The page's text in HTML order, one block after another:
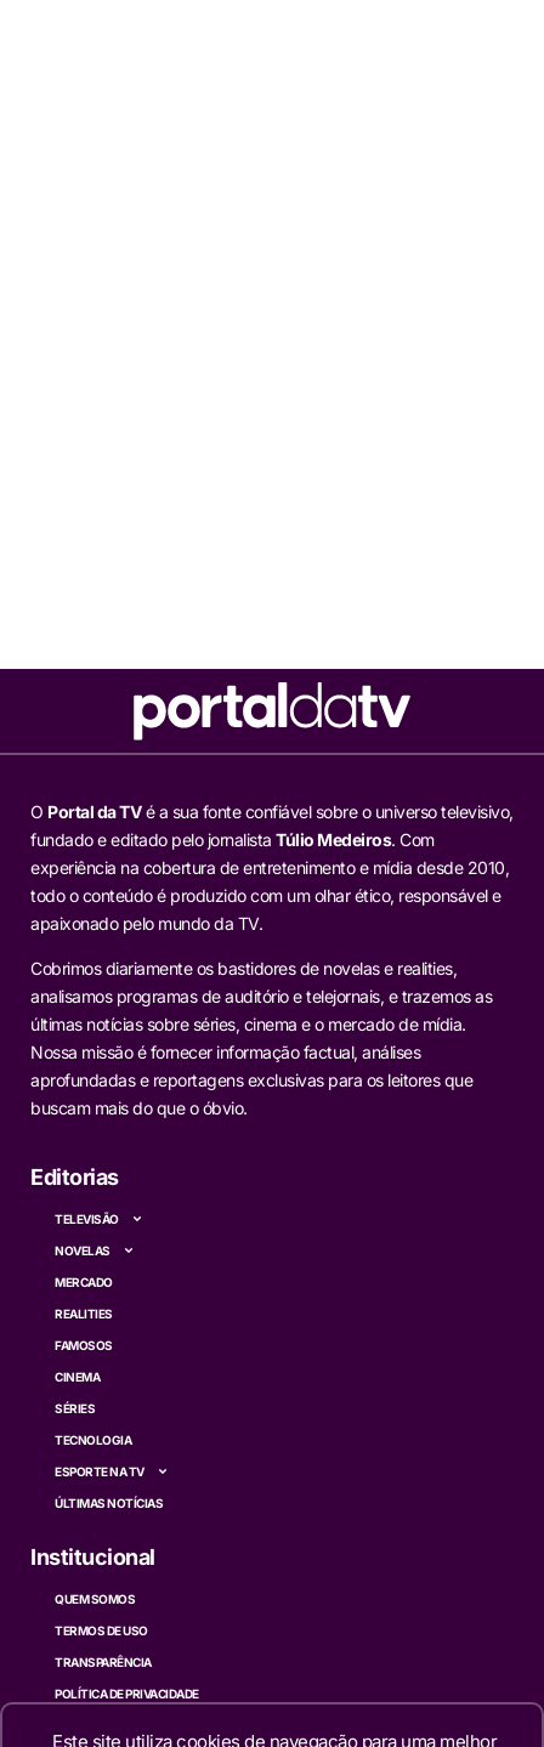
O Portal da TVé a sua fonte confiável sobre o universo televisivo,
fundado e editado pelo jornalista Túlio Medeiros. Com
experiência na cobertura de entretenimento e mídia desde 2010,
todo o conteúdo é produzido com um olhar ético, responsável e
apaixonado pelo mundo da TV.
Cobrimos diariamente os bastidores de novelas e realities,
analisamos programas de auditório e telejornais, e trazemos as
últimas notícias sobre séries, cinema e o mercado de mídia.
Nossa missão é fornecer informação factual, análises
aprofundadas e reportagens exclusivas para os leitores que
buscam mais do que o óbvio.
Editorias
TELEVISÃO
NOVELAS
MERCADO
REALITIES
FAMOSOS
CINEMA
SÉRIES
TECNOLOGIA
ESPORTE NA TV
ÚLTIMAS NOTÍCIAS
Institucional
QUEM SOMOS
TERMOS DE USO
TRANSPARÊNCIA
POLÍTICA DE PRIVACIDADE
Este site utiliza cookies de navegação para uma melhor